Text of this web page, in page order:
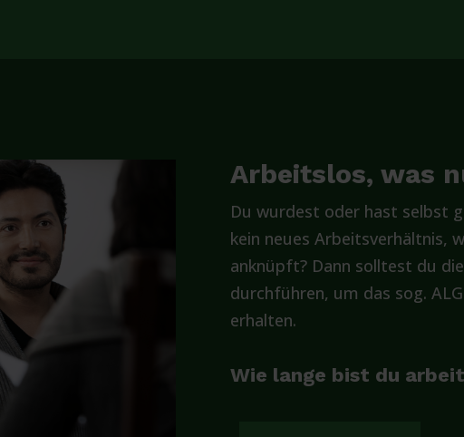
Arbeitslos, was
Du wurdest oder hast selbst
kein neues Arbeitsverhältnis,
anknüpft? Dann solltest du
durchführen, um das sog.
erhalten.
Wie lange bist du